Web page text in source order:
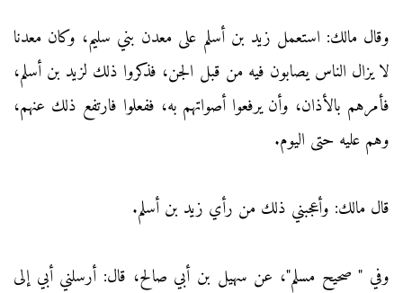
وقال مالك: استعمل زيد بن أسلم على معدن بني سليم، وكان معدنا
لا يزال الناس يصابون فيه من قبل الجن، فذكروا ذلك لزيد بن أسلم،
فأمرهم بالأذان، وأن يرفعوا أصواتهم به، ففعلوا فارتفع ذلك عنهم،
وهم عليه حتى اليوم.
قال مالك: وأعجبني ذلك من رأي زيد بن أسلم.
وفي " صحيح مسلم"، عن سهيل بن أبي صالح، قال: أرسلني أبي إلى